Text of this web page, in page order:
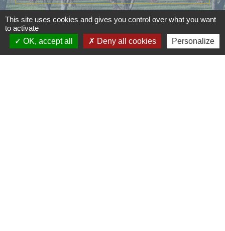
Signaler une erreur sur cette page
This site uses cookies and gives you control over what you want
to activate
OK, accept all
Deny all cookies Personalize